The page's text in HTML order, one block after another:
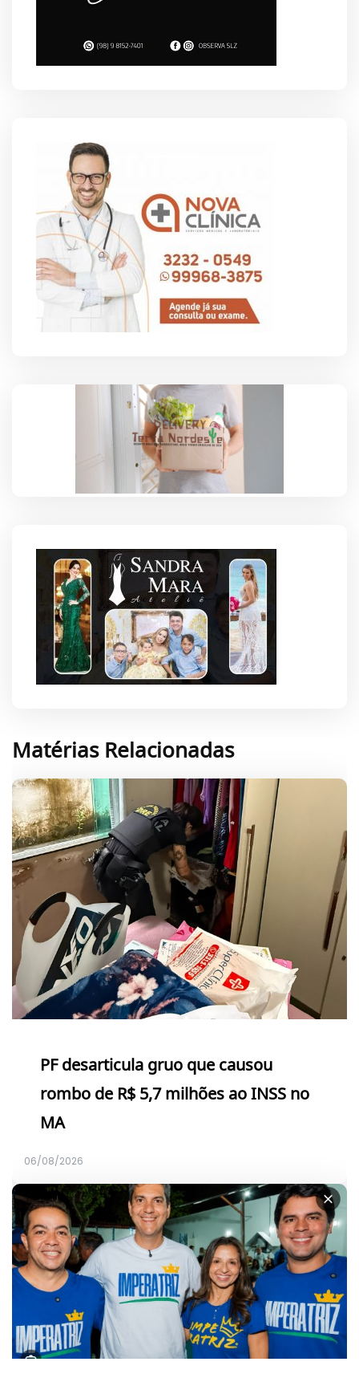
Matérias Relacionadas
PF desarticula gruo que causou
rombo de R$ 5,7 milhões ao INSS no
MA
06/08/2026